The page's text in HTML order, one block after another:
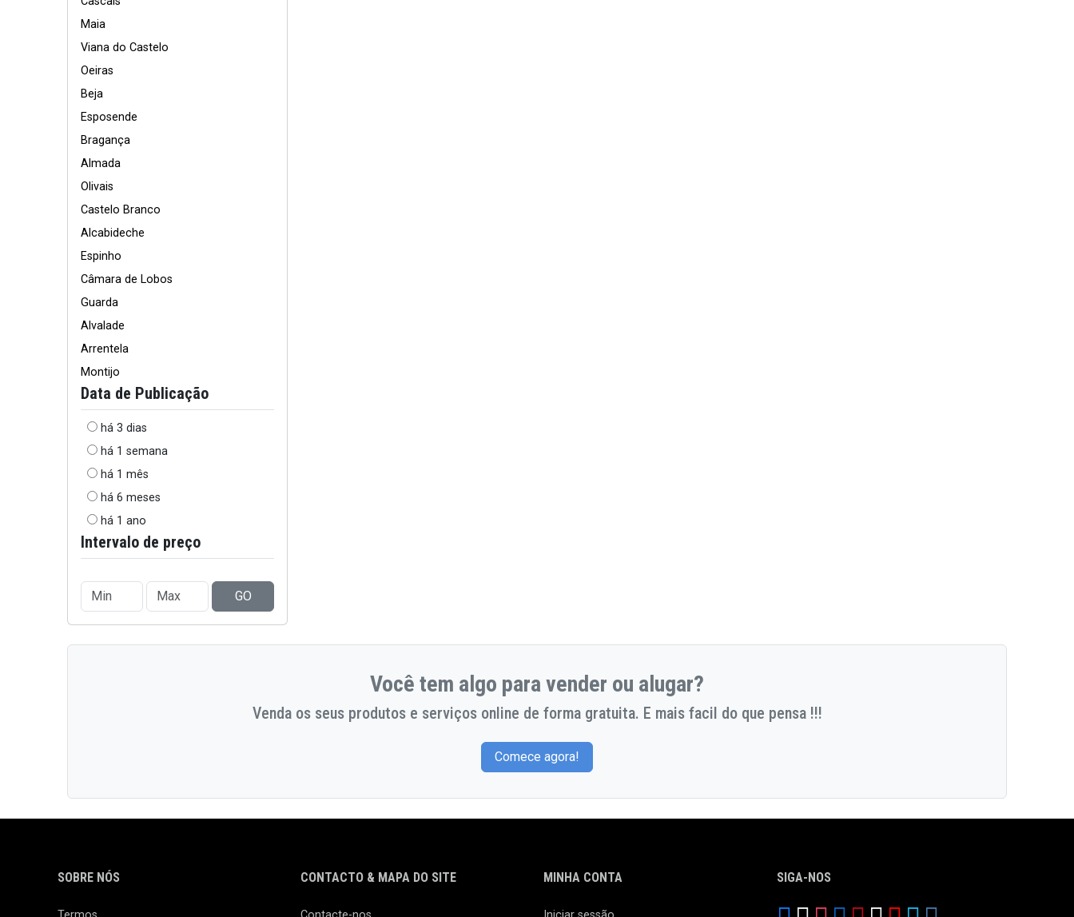
Maia
Viana do Castelo
Oeiras
Beja
Esposende
Bragança
Almada
Olivais
Castelo Branco
Alcabideche
Espinho
Câmara de Lobos
Guarda
Alvalade
Arrentela
Montijo
Data de Publicação
há 3 dias
há 1 semana
há 1 mês
há 6 meses
há 1 ano
Intervalo de preço
GO
Você tem algo para vender ou alugar?
Venda os seus produtos e serviços online de forma gratuita. E mais facil do que pensa !!!
Comece agora!
SOBRE NÓS CONTACTO & MAPA DO SITE MINHA CONTA SIGA-NOS